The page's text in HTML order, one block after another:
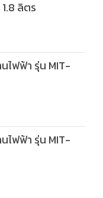
ลิตร
นไฟฟ้า รุ่น MIT-
นไฟฟ้า รุ่น MIT-